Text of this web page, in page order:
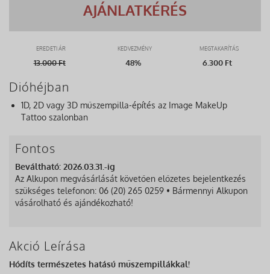
AJÁNLATKÉRÉS
EREDETI ÁR KEDVEZMÉNY MEGTAKARÍTÁS
13.000Ft 48% 6.300 Ft
Dióhéjban
1D, 2D vagy 3D műszempilla-építés az Image MakeUp
Tattoo szalonban
Fontos
Beváltható: 2026.03.31.-ig
Az Alkupon megvásárlását követően előzetes bejelentkezés
szükséges telefonon: 06 (20) 265 0259 • Bármennyi Alkupon
vásárolható és ajándékozható!
Akció Leírása
Hódíts természetes hatású műszempillákkal!